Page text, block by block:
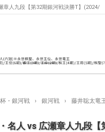
章人九段【第32期銀河戦決勝T】(2024/
・銀河戦 › 銀河戦 › 藤井聡太竜
名人 vs 広瀬章人九段【